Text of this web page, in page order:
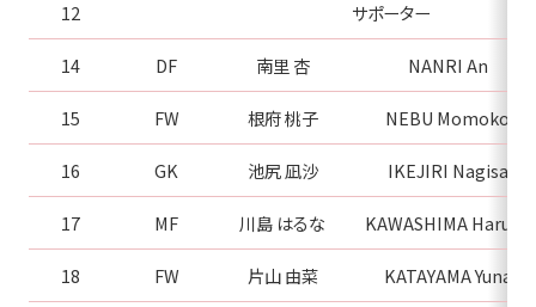
12 サポーター
14 DF 南里 杏 NANRI An
15 FW 根府 桃子 NEBU Momoko
16 GK 池尻 凪沙 IKEJIRI Nagisa
17 MF 川島 はるな KAWASHIMA Haruna
18 FW 片山 由菜 KATAYAMA Yuna